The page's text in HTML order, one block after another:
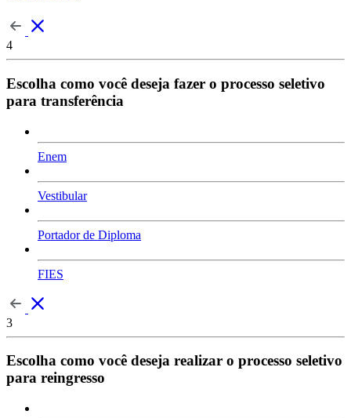
4
Escolha como você deseja fazer o processo seletivo
para transferência
Enem
Vestibular
Portador de Diploma
FIES
3
Escolha como você deseja realizar o processo seletivo
para reingresso